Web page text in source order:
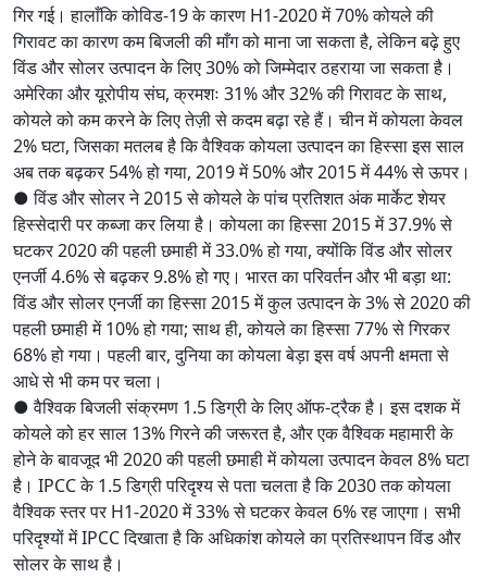
गिर गई। हालाँकि कोविड-19 के कारण H1-2020 में 70% कोयले की
गिरावट का कारण कम बिजली की माँग को माना जा सकता है, लेकिन बढ़े हुए
विंड और सोलर उत्पादन के लिए 30% को जिम्मेदार ठहराया जा सकता है।
अमेरिका और यूरोपीय संघ, क्रमशः 31% और 32% की गिरावट के साथ,
कोयले को कम करने के लिए तेज़ी से कदम बढ़ा रहे हैं। चीन में कोयला केवल
2% घटा, जिसका मतलब है कि वैश्विक कोयला उत्पादन का हिस्सा इस साल
अब तक बढ़कर 54% हो गया, 2019 में 50% और 2015 में 44% से ऊपर।
● विंड और सोलर ने 2015 से कोयले के पांच प्रतिशत अंक मार्केट शेयर
हिस्सेदारी पर कब्जा कर लिया है। कोयला का हिस्सा 2015 में 37.9% से
घटकर 2020 की पहली छमाही में 33.0% हो गया, क्योंकि विंड और सोलर
एनर्जी 4.6% से बढ़कर 9.8% हो गए। भारत का परिवर्तन और भी बड़ा था:
विंड और सोलर एनर्जी का हिस्सा 2015 में कुल उत्पादन के 3% से 2020 की
पहली छमाही में 10% हो गया; साथ ही, कोयले का हिस्सा 77% से गिरकर
68% हो गया। पहली बार, दुनिया का कोयला बेड़ा इस वर्ष अपनी क्षमता से
आधे से भी कम पर चला।
● वैश्विक बिजली संक्रमण 1.5 डिग्री के लिए ऑफ-ट्रैक है। इस दशक में
कोयले को हर साल 13% गिरने की जरूरत है, और एक वैश्विक महामारी के
होने के बावजूद भी 2020 की पहली छमाही में कोयला उत्पादन केवल 8% घटा
है। IPCC के 1.5 डिग्री परिदृश्य से पता चलता है कि 2030 तक कोयला
वैश्विक स्तर पर H1-2020 में 33% से घटकर केवल 6% रह जाएगा। सभी
परिदृश्यों में IPCC दिखाता है कि अधिकांश कोयले का प्रतिस्थापन विंड और
सोलर के साथ है।